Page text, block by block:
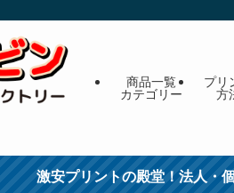
商品一覧
カテゴリー
プリ
方
激安プリントの殿堂！法人・